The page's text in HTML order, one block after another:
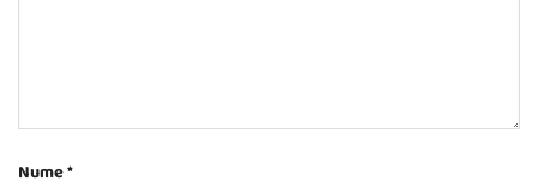
Nume*